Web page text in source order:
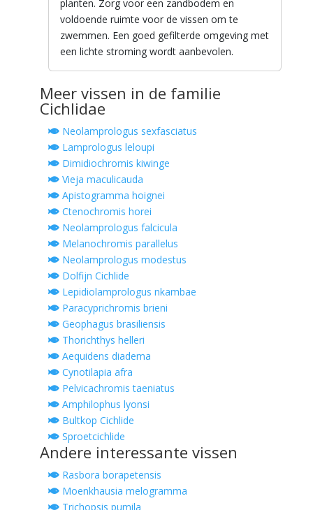
planten. Zorg voor een zandbodem en
voldoende ruimte voor de vissen om te
zwemmen. Een goed gefilterde omgeving met
een lichte stroming wordt aanbevolen.
Meer vissen in de familie
Cichlidae
Neolamprologus sexfasciatus
Lamprologus leloupi
Dimidiochromis kiwinge
Vieja maculicauda
Apistogramma hoignei
Ctenochromis horei
Neolamprologus falcicula
Melanochromis parallelus
Neolamprologus modestus
Dolfijn Cichlide
Lepidiolamprologus nkambae
Paracyprichromis brieni
Geophagus brasiliensis
Thorichthys helleri
Aequidens diadema
Cynotilapia afra
Pelvicachromis taeniatus
Amphilophus lyonsi
Bultkop Cichlide
Sproetcichlide
Andere interessante vissen
Rasbora borapetensis
Moenkhausia melogramma
Trichopsis pumila